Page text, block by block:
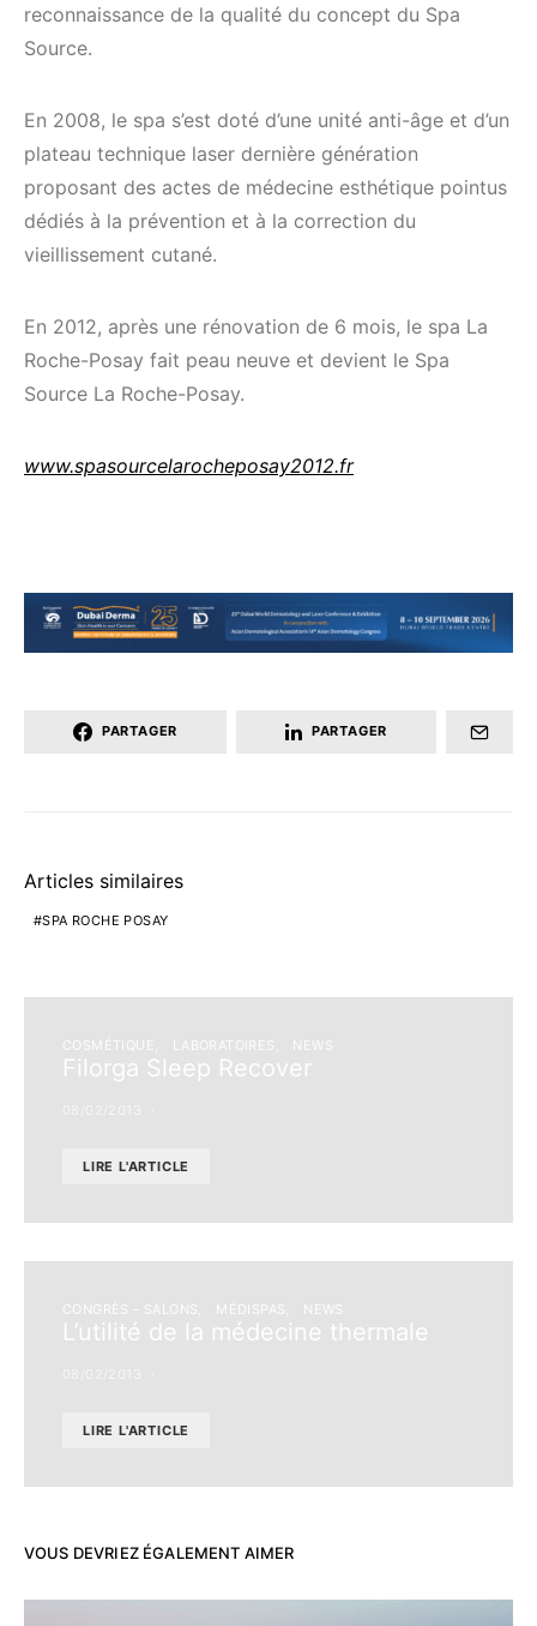
reconnaissance de la qualité du concept du Spa
Source.
En 2008, le spa s’est doté d’une unité anti-âge et d’un
plateau technique laser dernière génération
proposant des actes de médecine esthétique pointus
dédiés à la prévention et à la correction du
vieillissement cutané.
En 2012, après une rénovation de 6 mois, le spa La
Roche-Posay fait peau neuve et devient le Spa
Source La Roche-Posay.
www.spasourcelarocheposay2012.fr
PARTAGER PARTAGER
Articles similaires
SPA ROCHE POSAY
COSMÉTIQUE LABORATOIRES NEWS
Filorga Sleep Recover
LIRE L'ARTICLE
CONGRÈS - SALONS MÉDISPAS NEWS
L’utilité de la médecine thermale
LIRE L'ARTICLE
VOUS DEVRIEZ ÉGALEMENT AIMER